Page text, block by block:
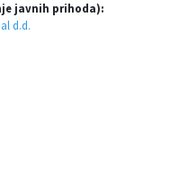
javnih prihoda):
d.d.